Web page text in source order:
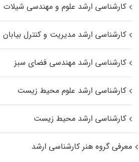
کارشناسی ارشد علوم و مهندسی شیلات
کارشناسی ارشد مدیریت و کنترل بیابان
کارشناسی ارشد مهندسی فضای سبز
کارشناسی ارشد علوم محیط‌ زیست
کارشناسی ارشد محیط زیست
معرفی گروه هنر کارشناسی ارشد